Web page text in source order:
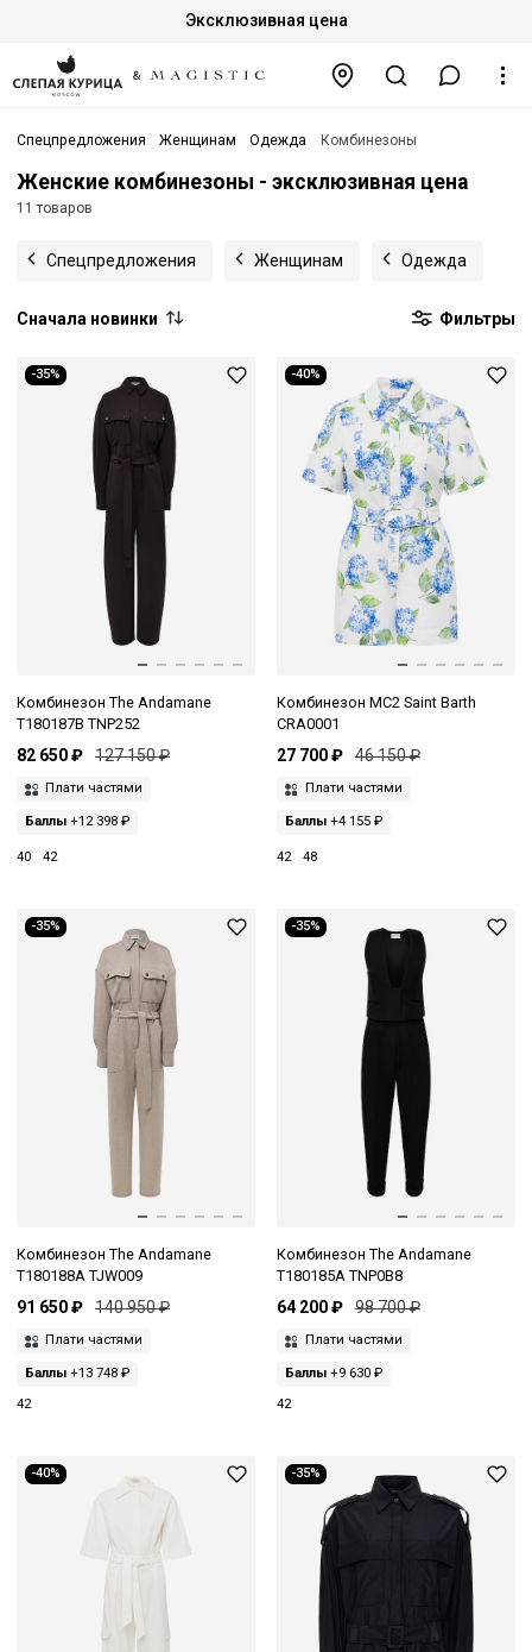
Эксклюзивная цена
Спецпредложения Женщинам Одежда Комбинезоны
Женские комбинезоны - эксклюзивная цена
11 товаров
Спецпредложения Женщинам Одежда
Сначала новинки Фильтры
-35%
Комбинезон The Andamane
T180187B TNP252
82 650 ₽ 127 150 ₽
Плати частями
Баллы +12 398 ₽
40 42
-40%
Комбинезон MC2 Saint Barth
CRA0001
27 700 ₽ 46 150 ₽
Плати частями
Баллы+4 155 ₽
42 48
-35%
Комбинезон The Andamane
T180188A TJW009
91 650 ₽ 140 950 ₽
Плати частями
Баллы +13 748 ₽
42
-35%
Комбинезон The Andamane
T180185A TNP0B8
64 200 ₽ 98 700 ₽
Плати частями
Баллы+9 630 ₽
42
-40% -35%